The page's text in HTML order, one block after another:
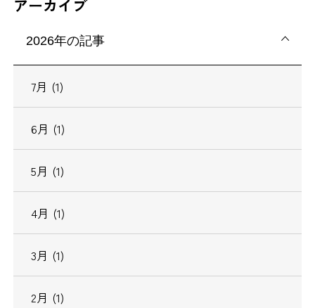
アーカイブ
2026年の記事
7月 (1)
6月 (1)
5月 (1)
4月 (1)
3月 (1)
2月 (1)